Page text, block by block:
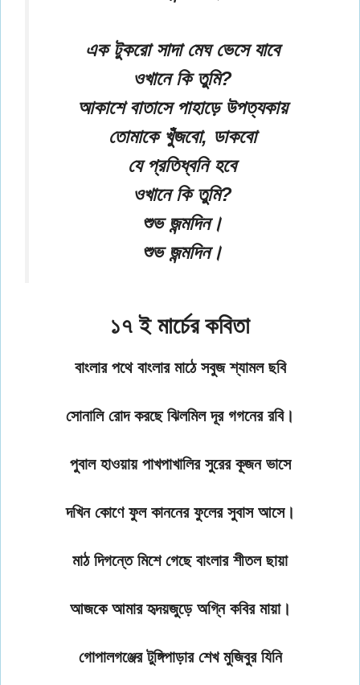
এক টুকরো সাদা মেঘ ভেসে যাবে
ওখানে কি তুমি?
আকাশে বাতাসে পাহাড়ে উপত্যকায়
তোমাকে খুঁজবো, ডাকবো
যে প্রতিধ্বনি হবে
ওখানে কি তুমি?
শুভ জন্মদিন।
শুভ জন্মদিন।
১৭ ই মার্চের কবিতা
বাংলার পথে বাংলার মাঠে সবুজ শ্যামল ছবি
সোনালি রোদ করছে ঝিলমিল দূর গগনের রবি।
পুবাল হাওয়ায় পাখপাখালির সুরের কূজন ভাসে
দখিন কোণে ফুল কাননের ফুলের সুবাস আসে।
মাঠ দিগন্তে মিশে গেছে বাংলার শীতল ছায়া
আজকে আমার হৃদয়জুড়ে অগ্নি কবির মায়া।
গোপালগঞ্জের টুঙ্গিপাড়ার শেখ মুজিবুর যিনি